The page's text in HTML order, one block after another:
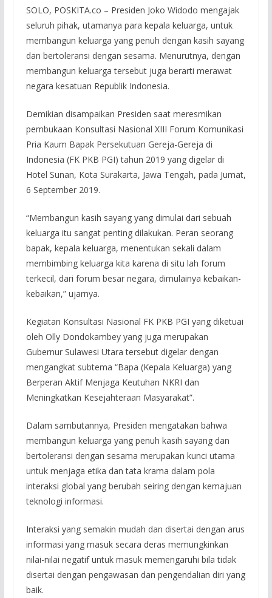
SOLO, POSKITA.co – Presiden Joko Widodo mengajak
seluruh pihak, utamanya para kepala keluarga, untuk
membangun keluarga yang penuh dengan kasih sayang
dan bertoleransi dengan sesama. Menurutnya, dengan
membangun keluarga tersebut juga berarti merawat
negara kesatuan Republik Indonesia.
Demikian disampaikan Presiden saat meresmikan
pembukaan Konsultasi Nasional XIII Forum Komunikasi
Pria Kaum Bapak Persekutuan Gereja-Gereja di
Indonesia (FK PKB PGI) tahun 2019 yang digelar di
Hotel Sunan, Kota Surakarta, Jawa Tengah, pada Jumat,
6 September 2019.
“Membangun kasih sayang yang dimulai dari sebuah
keluarga itu sangat penting dilakukan. Peran seorang
bapak, kepala keluarga, menentukan sekali dalam
membimbing keluarga kita karena di situ lah forum
terkecil, dari forum besar negara, dimulainya kebaikan-
kebaikan,” ujarnya.
Kegiatan Konsultasi Nasional FK PKB PGI yang diketuai
oleh Olly Dondokambey yang juga merupakan
Gubernur Sulawesi Utara tersebut digelar dengan
mengangkat subtema “Bapa (Kepala Keluarga) yang
Berperan Aktif Menjaga Keutuhan NKRI dan
Meningkatkan Kesejahteraan Masyarakat”.
Dalam sambutannya, Presiden mengatakan bahwa
membangun keluarga yang penuh kasih sayang dan
bertoleransi dengan sesama merupakan kunci utama
untuk menjaga etika dan tata krama dalam pola
interaksi global yang berubah seiring dengan kemajuan
teknologi informasi.
Interaksi yang semakin mudah dan disertai dengan arus
informasi yang masuk secara deras memungkinkan
nilai-nilai negatif untuk masuk memengaruhi bila tidak
disertai dengan pengawasan dan pengendalian diri yang
baik.